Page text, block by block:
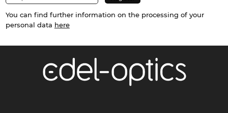
You can find further information on the processing of your
personal data here